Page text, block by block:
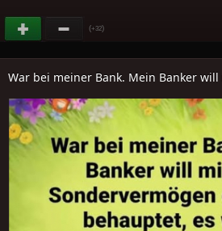
(+32)
War bei meiner Bank. Mein Banker